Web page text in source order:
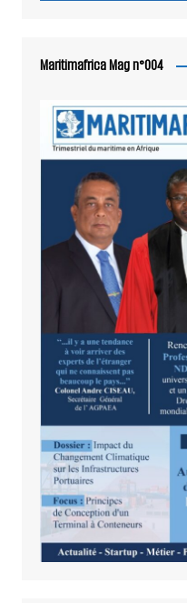
Maritimafrica Mag n°004